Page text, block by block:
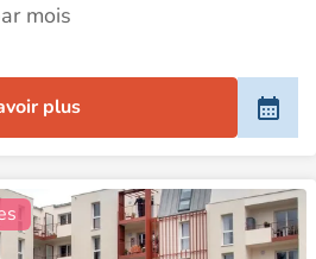
mois
plus